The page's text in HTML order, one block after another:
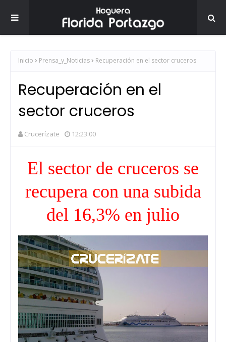
Inicio Prensa_y_Noticias Recuperación en el sector cruceros
Recuperación en el
sector cruceros
Crucerízate 12:23:00
El sector de cruceros se
recupera con una subida
del 16,3% en julio